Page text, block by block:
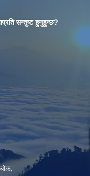
सन्तुष्ट हुनुहुन्छ?